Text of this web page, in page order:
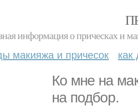
информация о прическах и
макияжа и причесок как
Ко мне на
на подбор.